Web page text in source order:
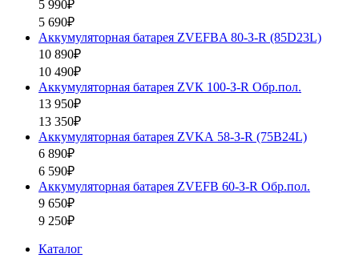
5 990₽
5 690₽
Аккумуляторная батарея ZVEFBA 80-З-R (85D23L)
10 890₽
10 490₽
Аккумуляторная батарея ZVК 100-З-R Обр.пол.
13 950₽
13 350₽
Аккумуляторная батарея ZVKА 58-З-R (75B24L)
6 890₽
6 590₽
Аккумуляторная батарея ZVEFB 60-З-R Обр.пол.
9 650₽
9 250₽
Каталог